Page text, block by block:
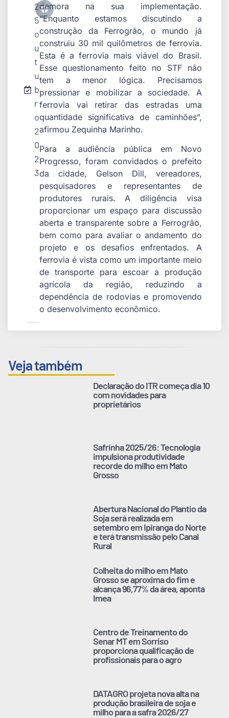
2
5
o
u
t
u
b
r
o
2
0
2
3
demora na sua implementação.
“Enquanto estamos discutindo a
construção da Ferrogrão, o mundo já
construiu 30 mil quilômetros de ferrovia.
Esta é a ferrovia mais viável do Brasil.
Esse questionamento feito no STF não
tem a menor lógica. Precisamos
pressionar e mobilizar a sociedade. A
ferrovia vai retirar das estradas uma
quantidade significativa de caminhões”,
afirmou Zequinha Marinho.
Para a audiência pública em Novo
Progresso, foram convidados o prefeito
da cidade, Gelson Dill, vereadores,
pesquisadores e representantes de
produtores rurais. A diligência visa
proporcionar um espaço para discussão
aberta e transparente sobre a Ferrogrão,
bem como para avaliar o andamento do
projeto e os desafios enfrentados. A
ferrovia é vista como um importante meio
de transporte para escoar a produção
agrícola da região, reduzindo a
dependência de rodovias e promovendo
o desenvolvimento econômico.
Veja também
Declaração do ITR começa dia 10
com novidades para
proprietários
Safrinha 2025/26: Tecnologia
impulsiona produtividade
recorde do milho em Mato
Grosso
Abertura Nacional do Plantio da
Soja será realizada em
setembro em Ipiranga do Norte
e terá transmissão pelo Canal
Rural
Colheita do milho em Mato
Grosso se aproxima do fim e
alcança 96,77% da área, aponta
Imea
Centro de Treinamento do
Senar MT em Sorriso
proporciona qualificação de
profissionais para o agro
DATAGRO projeta nova alta na
produção brasileira de soja e
milho para a safra 2026/27